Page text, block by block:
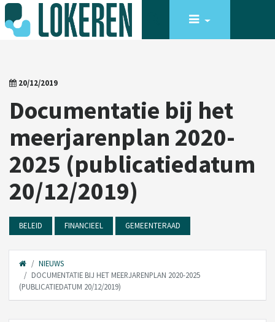
20/12/2019
Documentatie bij het
meerjarenplan 2020-
2025 (publicatiedatum
20/12/2019)
BELEID FINANCIEEL GEMEENTERAAD
NIEUWS
DOCUMENTATIE BIJ HET MEERJARENPLAN 2020-2025
(PUBLICATIEDATUM 20/12/2019)